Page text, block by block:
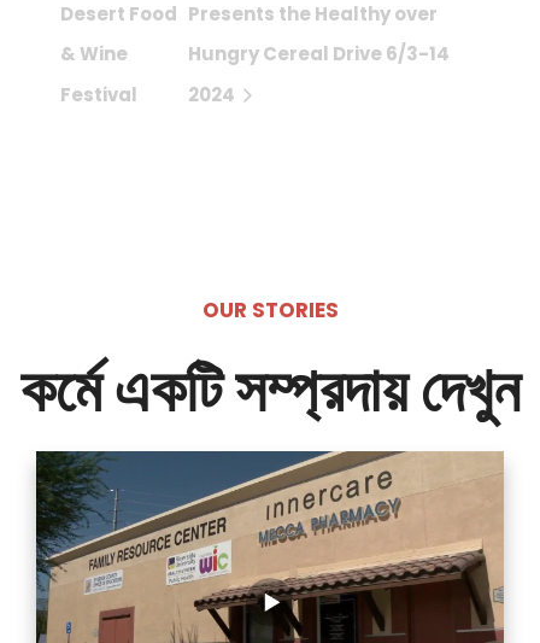
Desert Food
& Wine
Festival
Presents the Healthy over
Hungry Cereal Drive 6/3-14
2024
OUR STORIES
কর্মে একটি সম্প্রদায় দেখুন